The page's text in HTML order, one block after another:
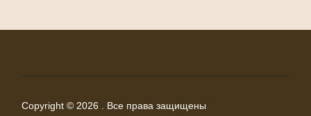
Copyright © 2026 . Все права защищены